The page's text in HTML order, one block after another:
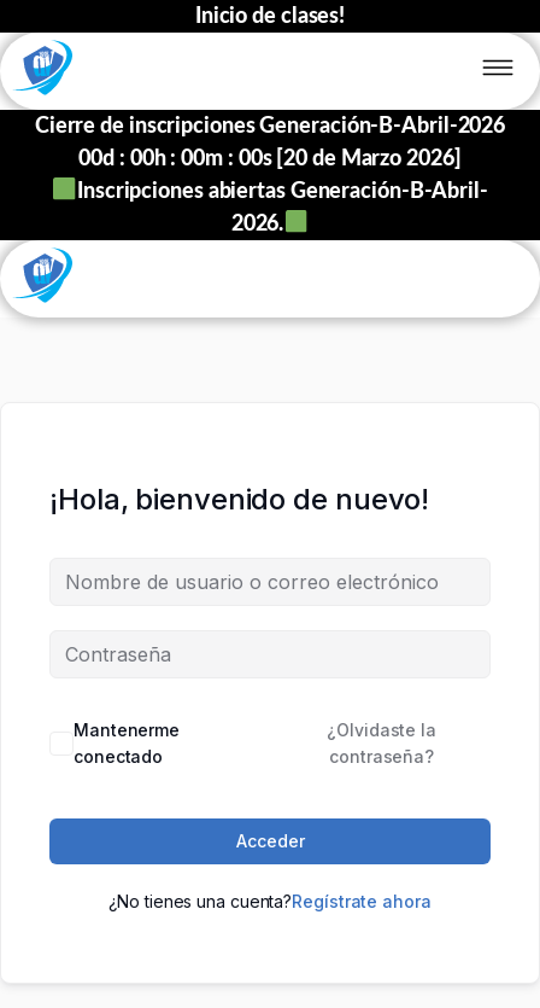
Inicio de clases!
Cierre de inscripciones Generación-B-Abril-2026
00d : 00h :00m : 00s [20 de Marzo 2026]
Inscripciones abiertas Generación-B-Abril-
2026.
¡Hola, bienvenido de nuevo!
Mantenerme
conectado
¿Olvidaste la
contraseña?
Acceder
¿No tienes una cuenta?Regístrate ahora